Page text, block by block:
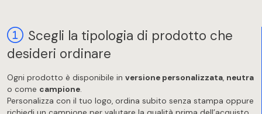
Scegli la tipologia di prodotto che
desideri ordinare
Ogni prodotto è disponibile in versione personalizzata, neutra
o come campione.
Personalizza con il tuo logo, ordina subito senza stampa oppure